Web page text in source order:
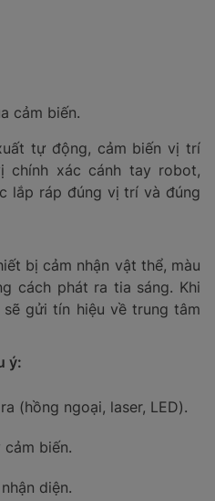
kế để phát hiện lực trên
trường chất lỏng hoặc
tín hiệu sẽ được truyền
tích và xử lý.
ý:
hạn tối thiểu và tối đa).
lường.
dùng trong ngành công
suất lốp xe nhằm đảm bảo